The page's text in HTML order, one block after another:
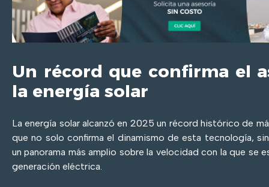
Un récord que confirma el
la energía solar
La energía solar alcanzó en 2025 un récord histórico de
que no solo confirma el dinamismo de esta tecnología,
un panorama más amplio sobre la velocidad con la que se
generación eléctrica.